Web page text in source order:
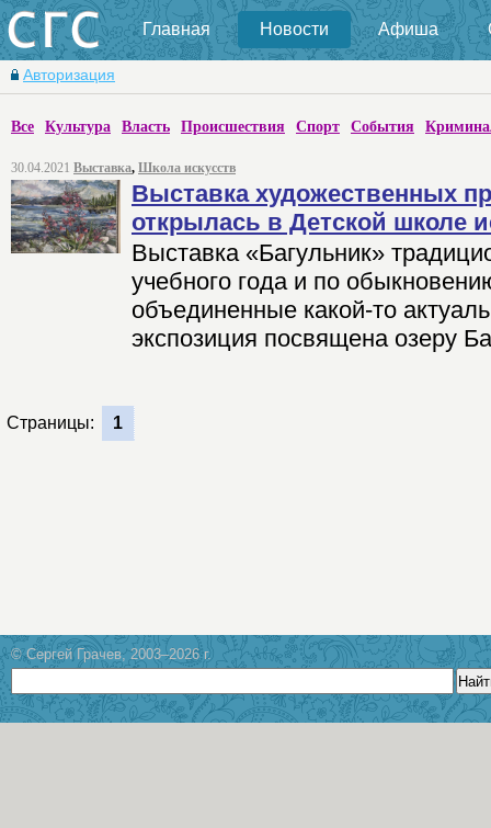
Главная Новости Афиша
Авторизация
Все Культура Власть Происшествия Спорт События
30.04.2021 Выставка, Школа искусств
Выставка художественных
открылась в Детской школе
Выставка «Багульник»
учебного года и по
объединенные какой-то
экспозиция посвящена озеру
Страницы: 1
© Сергей Грачев, 2003–2026 г.